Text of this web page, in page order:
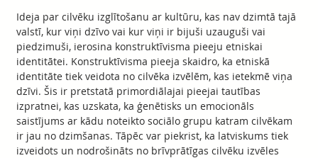
Ideja par cilvēku izglītošanu ar kultūru, kas nav dzimtā tajā
valstī, kur viņi dzīvo vai kur viņi ir bijuši uzauguši vai
piedzimuši, ierosina konstruktīvisma pieeju etniskai
identitātei. Konstruktīvisma pieeja skaidro, ka etniskā
identitāte tiek veidota no cilvēka izvēlēm, kas ietekmē viņa
dzīvi. Šis ir pretstatā primordiālajai pieejai tautības
izpratnei, kas uzskata, ka ģenētisks un emocionāls
saistījums ar kādu noteikto sociālo grupu katram cilvēkam
ir jau no dzimšanas. Tāpēc var piekrist, ka latviskums tiek
izveidots un nodrošināts no brīvprātīgas cilvēku izvēles